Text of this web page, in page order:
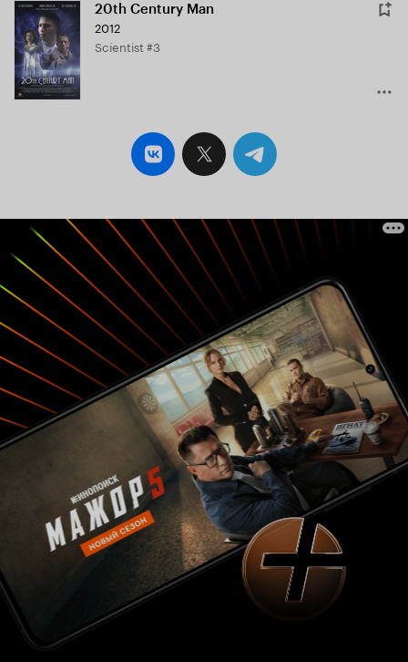
20th Century Man
2012
Scientist #3